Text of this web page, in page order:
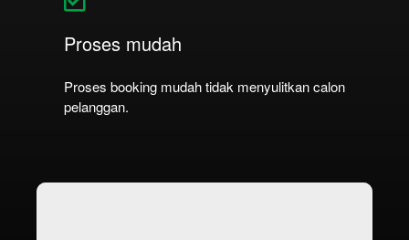
Proses mudah
Proses booking mudah tidak menyulitkan calon
pelanggan.